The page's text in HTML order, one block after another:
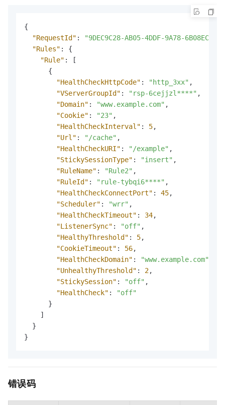
{
"RequestId" :
"9DEC9C28-AB05-4DDF-9A78-
"Rules" :
{
"Rule" :
[
{
"HealthCheckHttpCode" : "http_3xx" ,
"VServerGroupId" : "rsp-6cejjzl****" ,
"Domain" : "www.example.com" ,
"Cookie" : "23" ,
"HealthCheckInterval" : 5,
"Url" : "/cache" ,
"HealthCheckURI" : "/example" ,
"StickySessionType" : "insert" ,
"RuleName" : "Rule2" ,
"RuleId" : "rule-tybqi6****" ,
"HealthCheckConnectPort" : 45,
"Scheduler" : "wrr" ,
"HealthCheckTimeout" : 34,
"ListenerSync" : "off" ,
"HealthyThreshold" : 5,
"CookieTimeout" : 56,
"HealthCheckDomain" : "www.example.com"
"UnhealthyThreshold" : 2,
"StickySession" : "off" ,
"HealthCheck" :
"off"
}
]
}
}
错误码